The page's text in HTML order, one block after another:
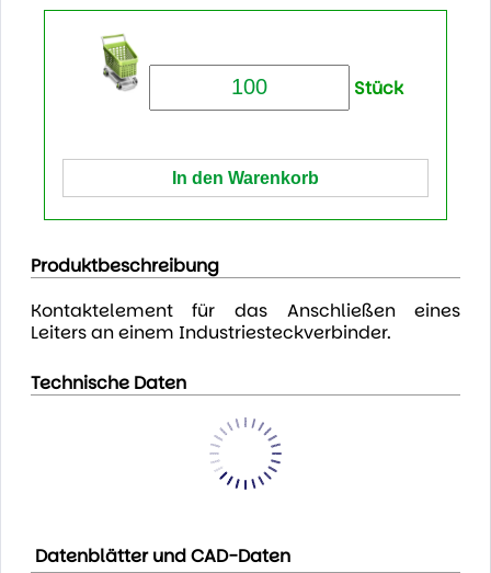
Stück
Produktbeschreibung
Kontaktelement für das Anschließen eines
Leiters an einem Industriesteckverbinder.
Technische Daten
Datenblätter und CAD-Daten